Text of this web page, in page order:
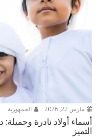
مارس 22, 2026 الجمهورية
أسماء أولاد نادرة وجميلة:
التميز